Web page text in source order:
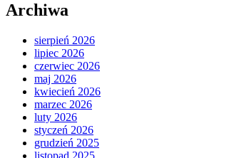
Archiwa
sierpień 2026
lipiec 2026
czerwiec 2026
maj 2026
kwiecień 2026
marzec 2026
luty 2026
styczeń 2026
grudzień 2025
listopad 2025